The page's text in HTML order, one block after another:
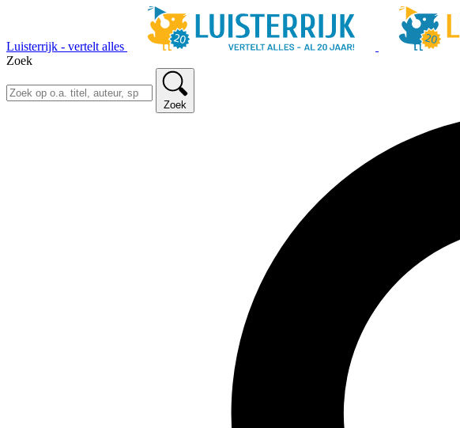
Luisterrijk - vertelt alles
Zoek
Zoek